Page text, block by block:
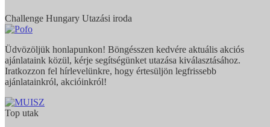
Challenge Hungary Utazási iroda
Üdvözöljük honlapunkon! Böngésszen kedvére aktuális akciós
ajánlataink közül, kérje segítségünket utazása kiválasztásához.
Iratkozzon fel hírlevelünkre, hogy értesüljön legfrissebb
ajánlatainkról, akcióinkról!
Top utak